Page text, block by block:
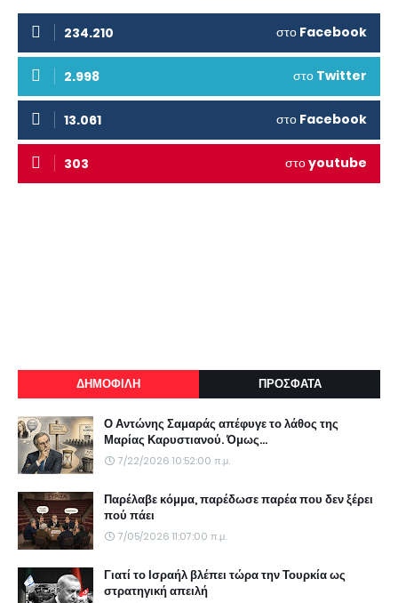
234.210 στο Facebook
2.998 στο Twitter
13.061 στο Facebook
303 στοyoutube
ΔΗΜΟΦΙΛΗ ΠΡΟΣΦΑΤΑ
Ο Αντώνης Σαμαράς απέφυγε το λάθος της
Μαρίας Καρυστιανού. Όμως...
7/22/2026 10:52:00 π.μ.
Παρέλαβε κόμμα, παρέδωσε παρέα που δεν ξέρει
πού πάει
7/05/2026 11:07:00 π.μ.
Γιατί το Ισραήλ βλέπει τώρα την Τουρκία ως
στρατηγική απειλή